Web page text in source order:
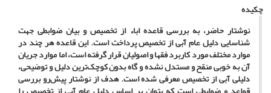
چکیده
نوشتار حاضر، به بررسی قاعده اباء از تخصیص و بیان ضوابطی جهت
شناسایی دلیل عام آبی از تخصیص پرداخت است. این قاعده هر چند در
موارد مختلف مورد کاربرد فقها و اصولیان قرار گرفته است، اما موارد جریان
آن به خوبی منقح و مستدل نشده و گاه بدون کوچک‌ترین دلیل و توضیحی،
دلیلی آبی از تخصیص معرفی شده است. هدف از نوشتار پیش‌رو بررسی